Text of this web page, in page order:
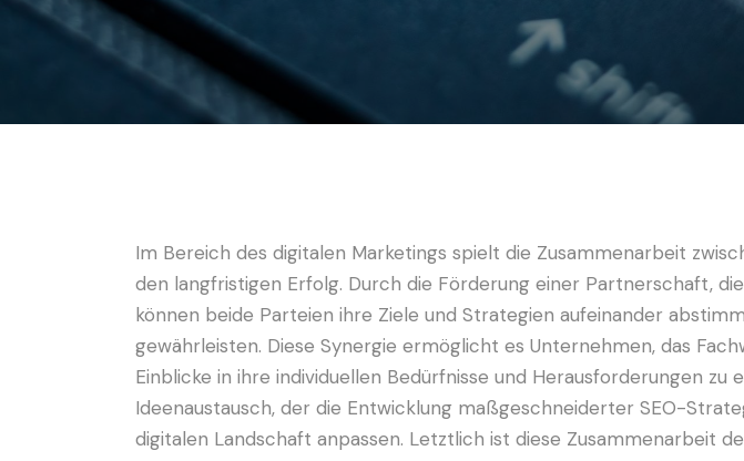
Im Bereich des digitalen Marketings spielt die Zusammenarbeit
den langfristigen Erfolg. Durch die Förderung einer Partnerschaft,
können beide Parteien ihre Ziele und Strategien aufeinander
gewährleisten. Diese Synergie ermöglicht es Unternehmen, das
Einblicke in ihre individuellen Bedürfnisse und Herausforderungen
Ideenaustausch, der die Entwicklung maßgeschneiderter SEO-
digitalen Landschaft anpassen. Letztlich ist diese Zusammenarbeit